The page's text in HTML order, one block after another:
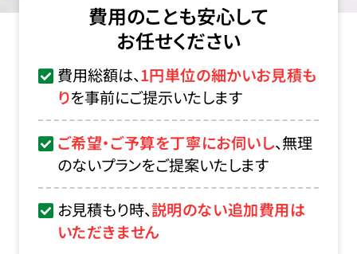
費用のことも安心して
お任せください
費用総額は、1円単位の細かいお見積も
りを事前にご提示いたします
ご希望・ご予算を丁寧にお伺いし、無理
のないプランをご提案いたします
お見積もり時、説明のない追加費用は
いただきません